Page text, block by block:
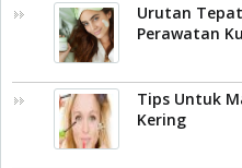
Urutan
Perawatan
Tips Untuk
Kering